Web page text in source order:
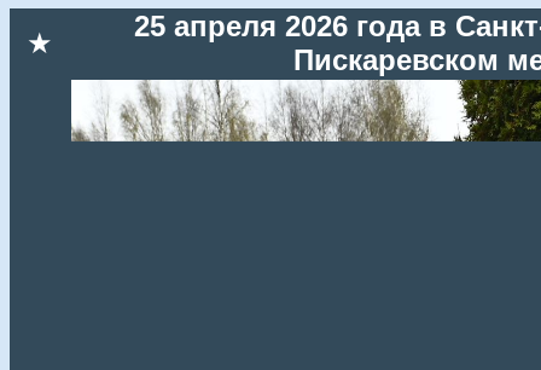
★
25 апреля 2026 года в
Пискаревском